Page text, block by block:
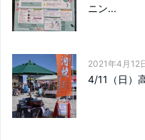
ニン...
2021年4月12
4/11（日）